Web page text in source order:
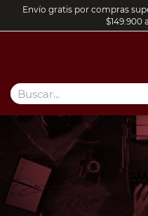
Envío gratis por compras
$149.900